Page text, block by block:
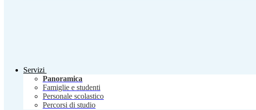
Servizi
Panoramica
Famiglie e studenti
Personale scolastico
Percorsi di studio